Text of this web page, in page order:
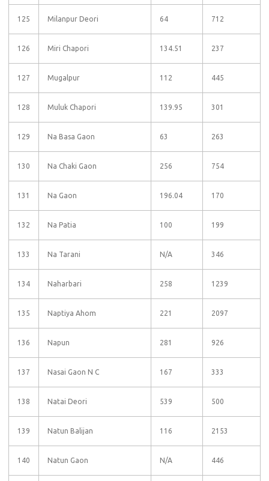
125 Milanpur Deori 64 712
126 Miri Chapori 134.51 237
127 Mugalpur 112 445
128 Muluk Chapori 139.95 301
129 Na Basa Gaon 63 263
130 Na Chaki Gaon 256 754
131 Na Gaon 196.04 170
132 Na Patia 100 199
133 Na Tarani N/A 346
134 Naharbari 258 1239
135 Naptiya Ahom 221 2097
136 Napun 281 926
137 Nasai Gaon N C 167 333
138 Natai Deori 539 500
139 Natun Balijan 116 2153
140 Natun Gaon N/A 446